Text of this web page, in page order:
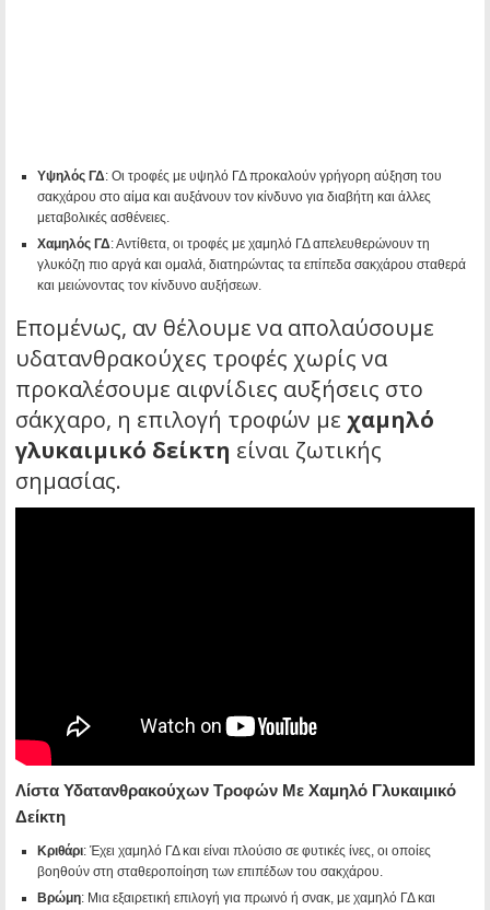
Υψηλός ΓΔ: Οι τροφές με υψηλό ΓΔ προκαλούν γρήγορη αύξηση του
σακχάρου στο αίμα και αυξάνουν τον κίνδυνο για διαβήτη και άλλες
μεταβολικές ασθένειες.
Χαμηλός ΓΔ: Αντίθετα, οι τροφές με χαμηλό ΓΔ απελευθερώνουν τη
γλυκόζη πιο αργά και ομαλά, διατηρώντας τα επίπεδα σακχάρου σταθερά
και μειώνοντας τον κίνδυνο αυξήσεων.
Επομένως, αν θέλουμε να απολαύσουμε
υδατανθρακούχες τροφές χωρίς να
προκαλέσουμε αιφνίδιες αυξήσεις στο
σάκχαρο, η επιλογή τροφών με χαμηλό
γλυκαιμικό δείκτη είναι ζωτικής
σημασίας.
Λίστα Υδατανθρακούχων Τροφών Με Χαμηλό Γλυκαιμικό
Δείκτη
Κριθάρι: Έχει χαμηλό ΓΔ και είναι πλούσιο σε φυτικές ίνες, οι οποίες
βοηθούν στη σταθεροποίηση των επιπέδων του σακχάρου.
Βρώμη: Μια εξαιρετική επιλογή για πρωινό ή σνακ, με χαμηλό ΓΔ και